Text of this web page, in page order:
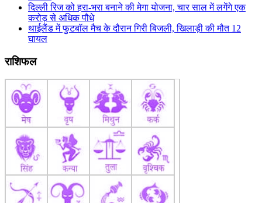
दिल्ली रिज को हरा-भरा बनाने की मेगा योजना, चार साल में लगेंगे एक
करोड़ से अधिक पौधे
थाईलैंड में फुटबॉल मैच के दौरान गिरी बिजली, खिलाड़ी की मौत 12
घायल
राशिफल